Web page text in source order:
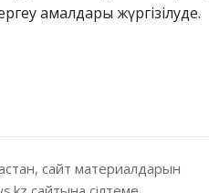
амалдары жүргізілуде.
сайт материалдарын